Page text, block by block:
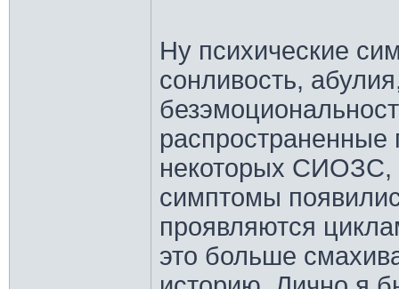
Ну психические
сонливость,
некоторых СИОЗС,
симптомы
проявляются
это больше